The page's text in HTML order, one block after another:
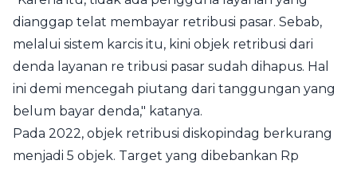
dianggap telat membayar retribusi pasar. Sebab,
melalui sistem karcis itu, kini objek retribusi dari
denda layanan re tribusi pasar sudah dihapus. Hal
ini demi mencegah piutang dari tanggungan yang
belum bayar denda," katanya.
Pada 2022, objek retribusi diskopindag berkurang
menjadi 5 objek. Target yang dibebankan Rp